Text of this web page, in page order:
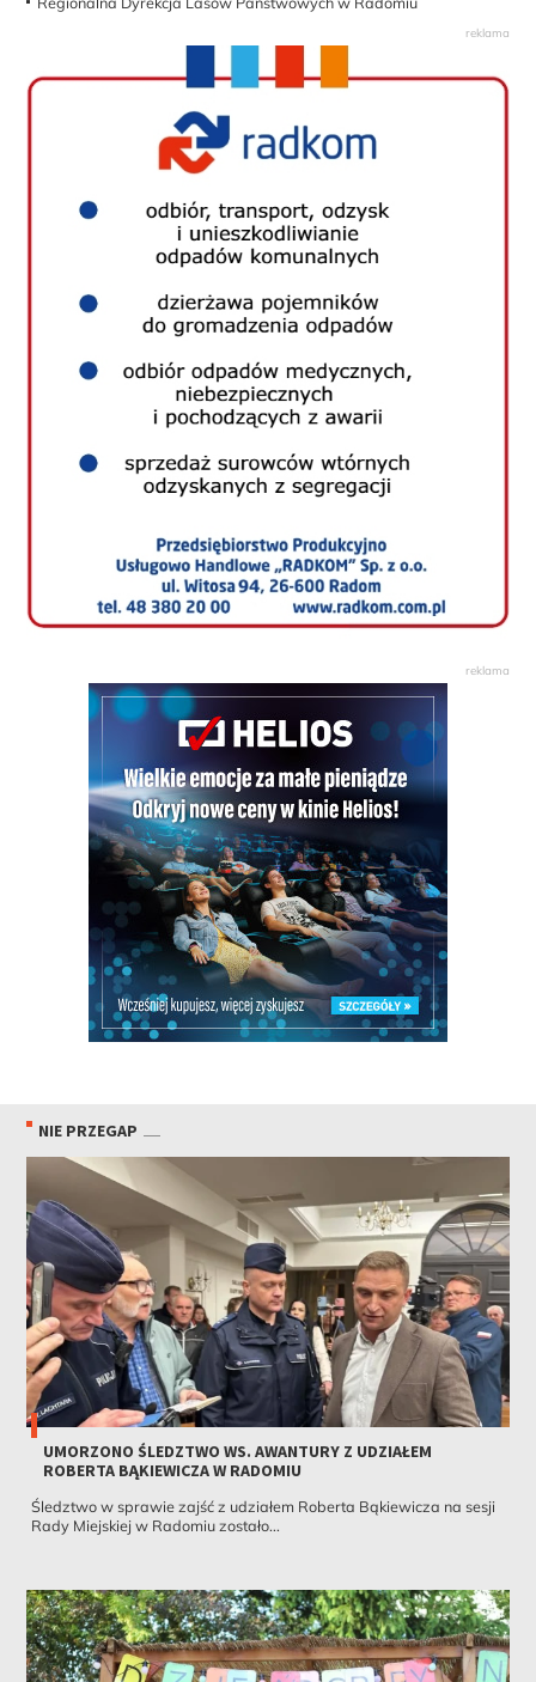
NIE PRZEGAP
UMORZONO ŚLEDZTWO WS. AWANTURY Z UDZIAŁEM
ROBERTA BĄKIEWICZA W RADOMIU
Śledztwo w sprawie zajść z udziałem Roberta Bąkiewicza na sesji
Rady Miejskiej w Radomiu zostało...